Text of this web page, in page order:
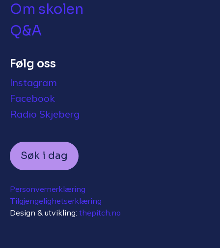
Om skolen
Q&A
Følg oss
Instagram
Facebook
Radio Skjeberg
Søk i dag
Personvernerklæring
Tilgjengelighetserklæring
Design & utvikling: thepitch.no